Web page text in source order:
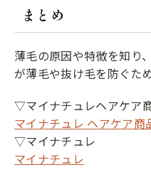
まとめ
薄毛の原因や特徴を知り
が薄毛や抜け毛を防ぐた
▽マイナチュレヘアケア
マイナチュレ ヘアケア商
▽マイナチュレ
マイナチュレ